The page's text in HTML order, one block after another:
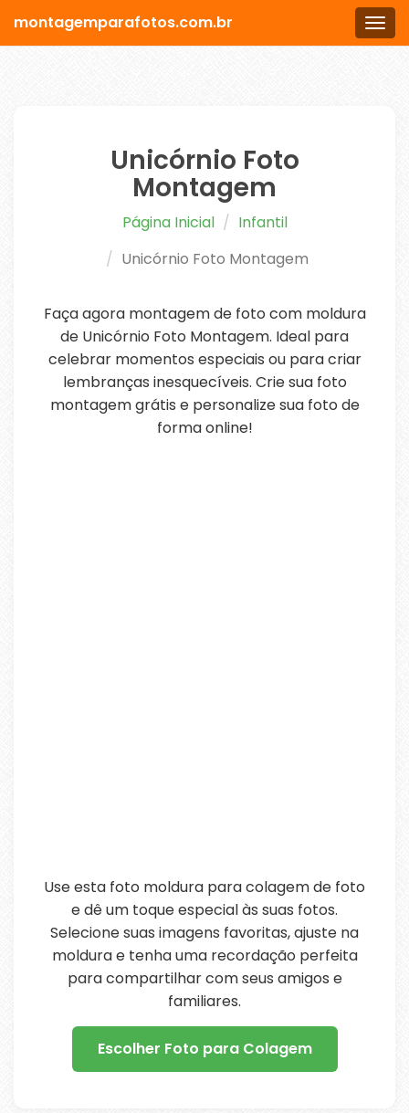
Menu
montagemparafotos.com.br
Unicórnio Foto
Montagem
Página Inicial
Infantil
Unicórnio Foto Montagem
Faça agora montagem de foto com moldura
de Unicórnio Foto Montagem. Ideal para
celebrar momentos especiais ou para criar
lembranças inesquecíveis. Crie sua foto
montagem grátis e personalize sua foto de
forma online!
Use esta foto moldura para colagem de foto
e dê um toque especial às suas fotos.
Selecione suas imagens favoritas, ajuste na
moldura e tenha uma recordação perfeita
para compartilhar com seus amigos e
familiares.
Escolher Foto para Colagem